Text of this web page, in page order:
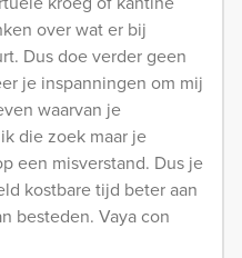
over wat er bij
Dus doe verder geen
je inspanningen om mij
waarvan je
die zoek maar je
een misverstand. Dus je
kostbare tijd beter aan
besteden. Vaya con